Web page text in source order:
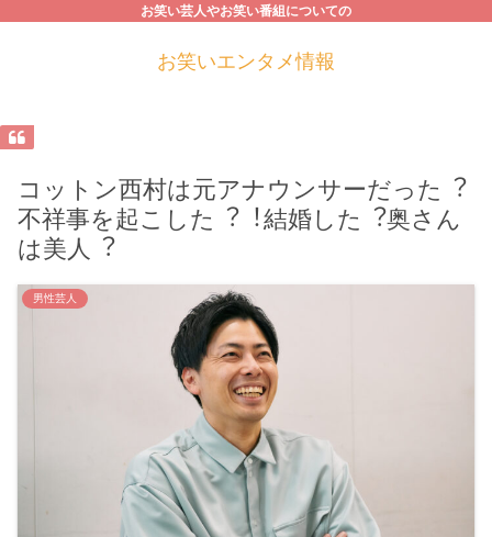
お笑い芸人やお笑い番組についての
お笑いエンタメ情報
コットン⻄村は元アナウンサーだった︖
不祥事を起こした︖︕結婚した︖奥さん
は美⼈︖
男性芸人